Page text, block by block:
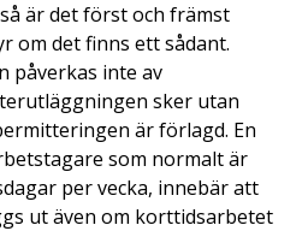
är det först och främst
om det finns ett sådant.
påverkas inte av
sker utan
är förlagd. En
som normalt är
per vecka, innebär att
ut även om korttidsarbetet